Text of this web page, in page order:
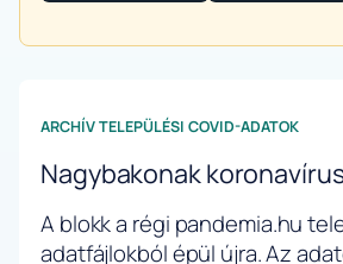
ARCHÍV TELEPÜLÉSI COVID-ADATOK
Nagybakonak
A blokk a régi pandemia.hu
adatfájlokból épül újra. Az